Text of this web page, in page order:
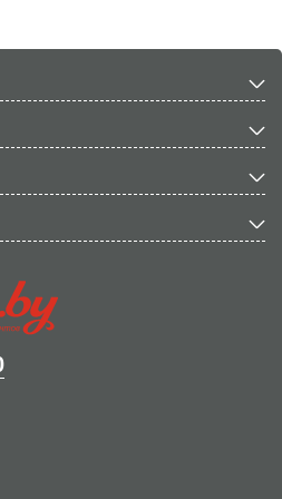
и для профессионального